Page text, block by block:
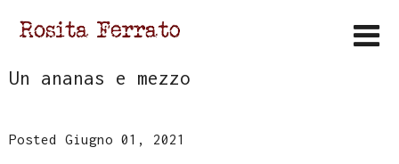
Un ananas e mezzo
Posted Giugno 01, 2021